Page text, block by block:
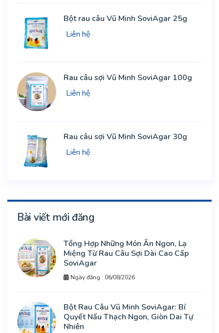
Bột rau câu Vũ Minh SoviAgar 25g
Liên hệ
Rau câu sợi Vũ Minh SoviAgar 100g
Liên hệ
Rau câu sợi Vũ Minh SoviAgar 30g
Liên hệ
Bài viết mới đăng
Tổng Hợp Những Món Ăn Ngon, Lạ
Miệng Từ Rau Câu Sợi Dài Cao Cấp
SoviAgar
Ngày đăng : 06/08/2026
Bột Rau Câu Vũ Minh SoviAgar: Bí
Quyết Nấu Thạch Ngon, Giòn Dai Tự
Nhiên